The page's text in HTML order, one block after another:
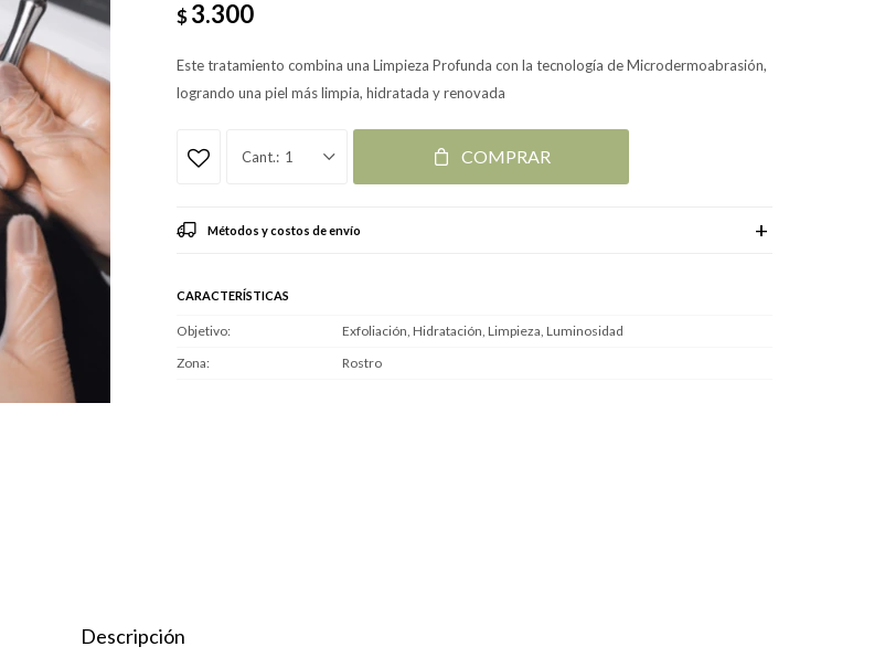
$3.300
Este tratamiento combina una Limpieza Profunda con la tecnología de Microdermoabrasión,
logrando una piel más limpia, hidratada y renovada
1 COMPRAR
Métodos y costos de envío
CARACTERÍSTICAS
Objetivo
Exfoliación, Hidratación, Limpieza, Luminosidad
Zona
Rostro
Descripción